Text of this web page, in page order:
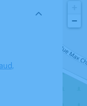
−